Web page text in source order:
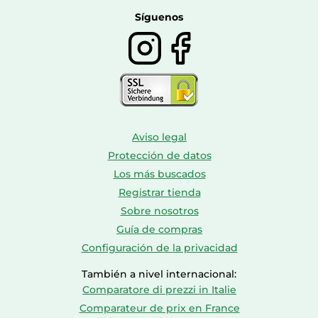
Síguenos
Aviso legal
Protección de datos
Los más buscados
Registrar tienda
Sobre nosotros
Guía de compras
Configuración de la privacidad
También a nivel internacional:
Comparatore di prezzi in Italie
Comparateur de prix en France